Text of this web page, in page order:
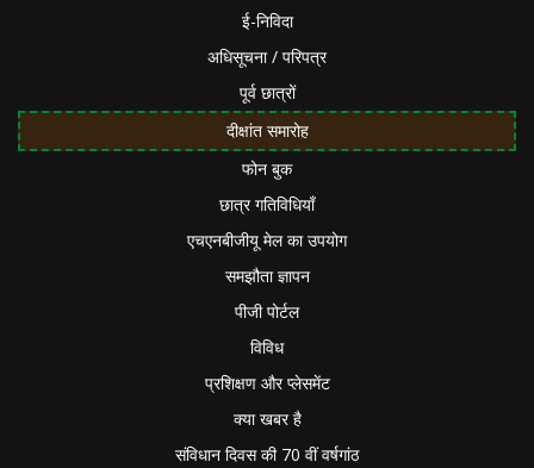
ई-निविदा
अधिसूचना / परिपत्र
पूर्व छात्रों
दीक्षांत समारोह
फोन बुक
छात्र गतिविधियाँ
एचएनबीजीयू मेल का उपयोग
समझौता ज्ञापन
पीजी पोर्टल
विविध
प्रशिक्षण और प्लेसमेंट
क्या खबर है
संविधान दिवस की 70 वीं वर्षगांठ